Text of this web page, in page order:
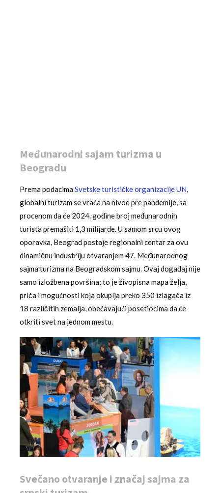
Međunarodni sajam turizma u
Beogradu
Prema podacimaSvetske turističke organizacije UN,
globalni turizam se vraća na nivoe pre pandemije, sa
procenom da će 2024. godine broj međunarodnih
turista premašiti 1,3 milijarde. U samom srcu ovog
oporavka, Beograd postaje regionalni centar za ovu
dinamičnu industriju otvaranjem 47. Međunarodnog
sajma turizma na Beogradskom sajmu. Ovaj događaj nije
samo izložbena površina; to je živopisna mapa želja,
priča i mogućnosti koja okuplja preko 350 izlagača iz
18 različitih zemalja, obećavajući posetiocima da će
otkriti svet na jednom mestu.
Svečano otvaranje i značaj sajma za